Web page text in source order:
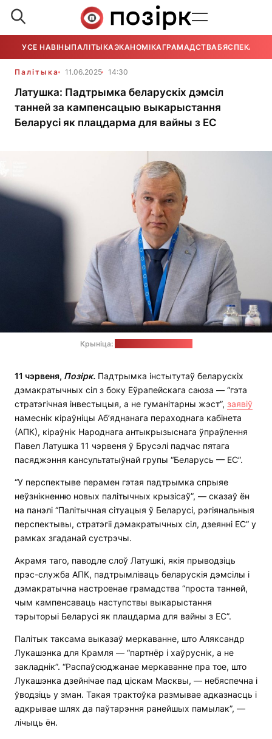
УСЕ НАВІНЫПАЛІТЫКАЭКАНОМІКАГРАМАДСТВАБЯСПЕКА
Палітыка 11.06.2025 14:30
Латушка: Падтрымка беларускіх дэмсіл
танней за кампенсацыю выкарыстання
Беларусі як плацдарма для вайны з ЕС
Крыніца:
11 чэрвеня, Позірк. Падтрымка інстытутаў беларускіх
дэмакратычных сіл з боку Еўрапейскага саюза — “гэта
стратэгічная інвестыцыя, а не гуманітарны жэст”, заявіў
намеснік кіраўніцы Аб’яднанага пераходнага кабінета
(АПК), кіраўнік Народнага антыкрызыснага ўпраўлення
Павел Латушка 11 чэрвеня ў Брусэлі падчас пятага
пасяджэння кансультатыўнай групы “Беларусь — ЕС”.
“У перспектыве перамен гэтая падтрымка спрыяе
неўзнікненню новых палітычных крызісаў”, — сказаў ён
на панэлі “Палітычная сітуацыя ў Беларусі, рэгіянальныя
перспектывы, стратэгіі дэмакратычных сіл, дзеянні ЕС” у
рамках згаданай сустрэчы.
Акрамя таго, паводле слоў Латушкі, якія прыводзіць
прэс-служба АПК, падтрымліваць беларускія дэмсілы і
дэмакратычна настроенае грамадства “проста танней,
чым кампенсаваць наступствы выкарыстання
тэрыторыі Беларусі як плацдарма для вайны з ЕС”.
Палітык таксама выказаў меркаванне, што Аляксандр
Лукашэнка для Крамля — “партнёр і хаўруснік, а не
закладнік”. “Распаўсюджанае меркаванне пра тое, што
Лукашэнка дзейнічае пад ціскам Масквы, — небяспечна і
ўводзіць у зман. Такая трактоўка размывае адказнасць і
адкрывае шлях да паўтарэння ранейшых памылак”, —
лічыць ён.